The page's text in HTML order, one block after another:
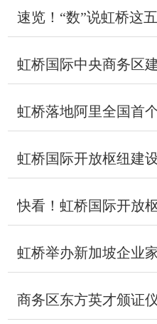
速览！“数”说虹桥这
虹桥国际中央商务区
快看！虹桥国际开放
虹桥举办新加坡企业
商务区东方英才颁证